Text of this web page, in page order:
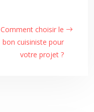
Comment choisir le
bon cuisiniste pour
votre projet ?